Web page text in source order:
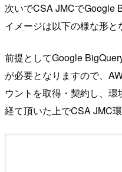
次いでCSA JMCでGoogle
イメージは以下の様な形と
前提としてGoogle
が必要となりますので、
ウントを取得・契約し、
経て頂いた上でCSA JMC環